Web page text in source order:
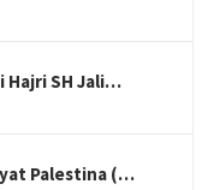
Hajri SH Jali…
Palestina (…